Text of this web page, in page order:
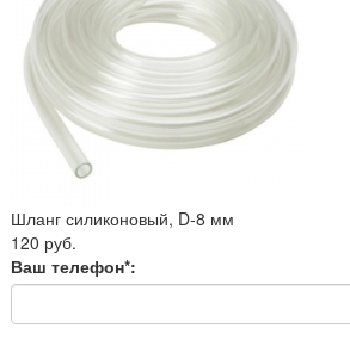
Шланг силиконовый, D-8 мм
120 руб.
Ваш телефон*: